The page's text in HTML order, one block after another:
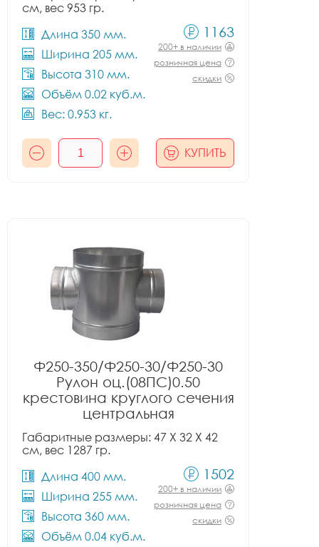
см, вес 953 гр.
Длина 350 мм.
Ширина 205 мм.
Высота 310 мм.
Объём 0.02 куб.м.
Вес: 0.953 кг.
1163
200+ в наличии
розничная цена
скидки
КУПИТЬ
Ф250-350/Ф250-30/Ф250-30
Рулон оц.(08ПС)0.50
крестовина круглого сечения
центральная
Габаритные размеры: 47 X 32 X 42
см, вес 1287 гр.
Длина 400 мм.
Ширина 255 мм.
Высота 360 мм.
Объём 0.04 куб.м.
1502
200+ в наличии
розничная цена
скидки